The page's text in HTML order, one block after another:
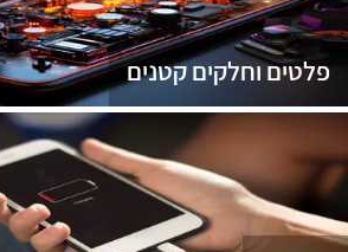
פלטים וחלקים קטנים